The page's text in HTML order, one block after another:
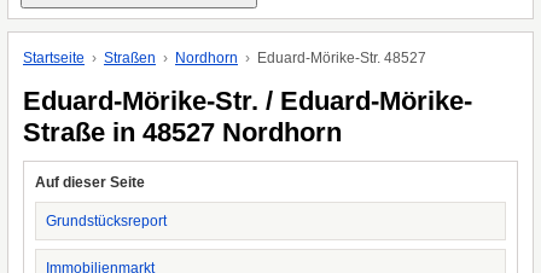
Startseite Straßen Nordhorn Eduard-Mörike-Str. 48527
Eduard-Mörike-Str. / Eduard-Mörike-
Straße in 48527 Nordhorn
Auf dieser Seite
Grundstücksreport
Immobilienmarkt